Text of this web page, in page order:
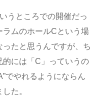
うところでの開催だっ
ムのホールCという場
たと思うんですが、ち
的には「C」っていうの
でやれるようにならん
た。